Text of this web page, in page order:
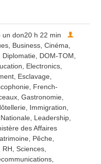
don20 h 22 min
Business ,Cinéma
Diplomatie DOM-TOM
Electronics
Esclavage
French-
,Gastronomie
Immigration
Leadership
des Affaires
Pêche
RH Sciences